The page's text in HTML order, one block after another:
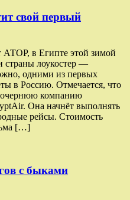
свой первый
АТОР, в Египте этой зимой
страны лоукостер —
одними из первых
в Россию. Отмечается, что
компанию
Она начнёт выполнять
рейсы. Стоимость
[…]
с быками